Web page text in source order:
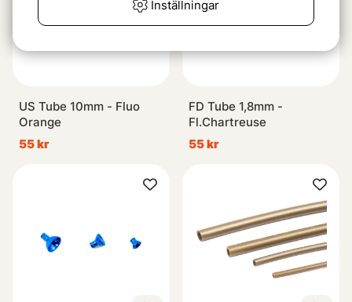
US Tube 10mm - Fluo
Orange
55 kr
FD Tube 1,8mm -
Fl.Chartreuse
55 kr
Inställningar